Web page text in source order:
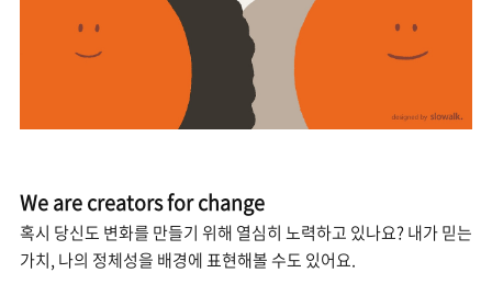
We are creators for change
혹시 당신도 변화를 만들기 위해 열심히 노력하고 있나요? 내가 믿는
가치, 나의 정체성을 배경에 표현해볼 수도 있어요.